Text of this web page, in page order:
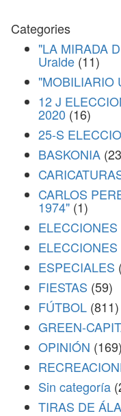
Categories
"LA MIRADA
Uralde (11)
"MOBILIARIO
12 J
2020 (16)
25-S
BASKONIA
CARLOS
1974" (1)
ESPECIALES
FIESTAS (59)
FÚTBOL (811)
GREEN-
OPINIÓN (169)
Sin categoría
TIRAS DE